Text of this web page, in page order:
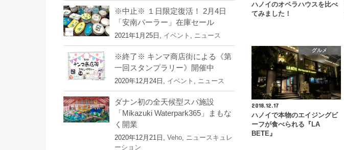
ハノイのオペラハウスを比べ
てみました！
グルメ
2018.12.17
ハノイで本物のエイジングビ
ーフが食べられる『LA
BETE』
※中止※ １日限定復活！ 2月4日
「安南パーラー」在庫セール
2021年1月25日, イベント ニュース
※終了※ キンマ商店街による《第
一回スタンプラリー》開催中
2020年12月24日, イベント ニュース
ダナン初の全天候型スパ施設
「Mikazuki Waterpark365」まもな
く開業
2020年12月21日, Veho
ニュースキュレ
ーション